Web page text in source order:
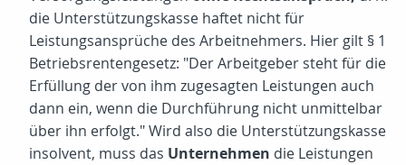
die Unterstützungskasse haftet nicht für
Leistungsansprüche des Arbeitnehmers. Hier gilt § 1
Betriebsrentengesetz: "Der Arbeitgeber steht für die
Erfüllung der von ihm zugesagten Leistungen auch
dann ein, wenn die Durchführung nicht unmittelbar
über ihn erfolgt." Wird also die Unterstützungskasse
insolvent, muss das Unternehmen die Leistungen